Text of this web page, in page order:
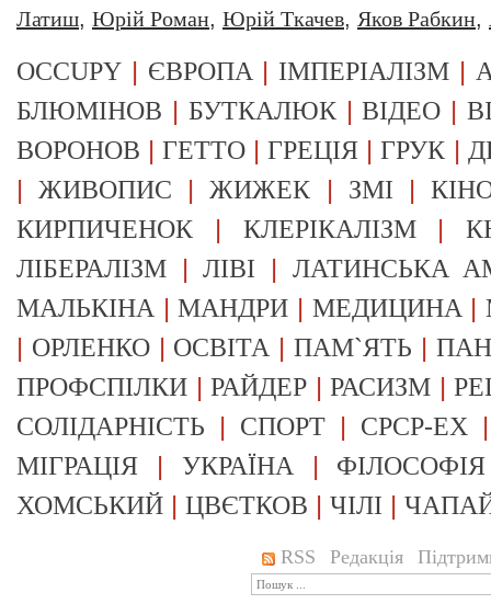
Латиш, Юрій Роман, Юрій Ткачев, Яков Рабкин,
OCCUPY | ЄВРОПА | ІМПЕРІАЛІЗМ |
БЛЮМІНОВ | БУТКАЛЮК|ВІДЕО |
ВОРОНОВ |ГЕТТО |ГРЕЦІЯ |ГРУК |
|ЖИВОПИС |ЖИЖЕК | ЗМІ |
КИРПИЧЕНОК | КЛЕРІКАЛІЗМ|
ЛІБЕРАЛІЗМ |ЛІВІ | ЛАТИНСЬКА
МАЛЬКІНА |МАНДРИ | МЕДИЦИНА |
| ОРЛЕНКО| ОСВІТА |ПАМ`ЯТЬ |
ПРОФСПІЛКИ |РАЙДЕР |РАСИЗМ |
СОЛІДАРНІСТЬ | СПОРТ | СРСР-EX
МІГРАЦІЯ | УКРАЇНА | ФІЛОСОФІЯ
ХОМСЬКИЙ | ЦВЄТКОВ | ЧІЛІ |
RSS Редакція